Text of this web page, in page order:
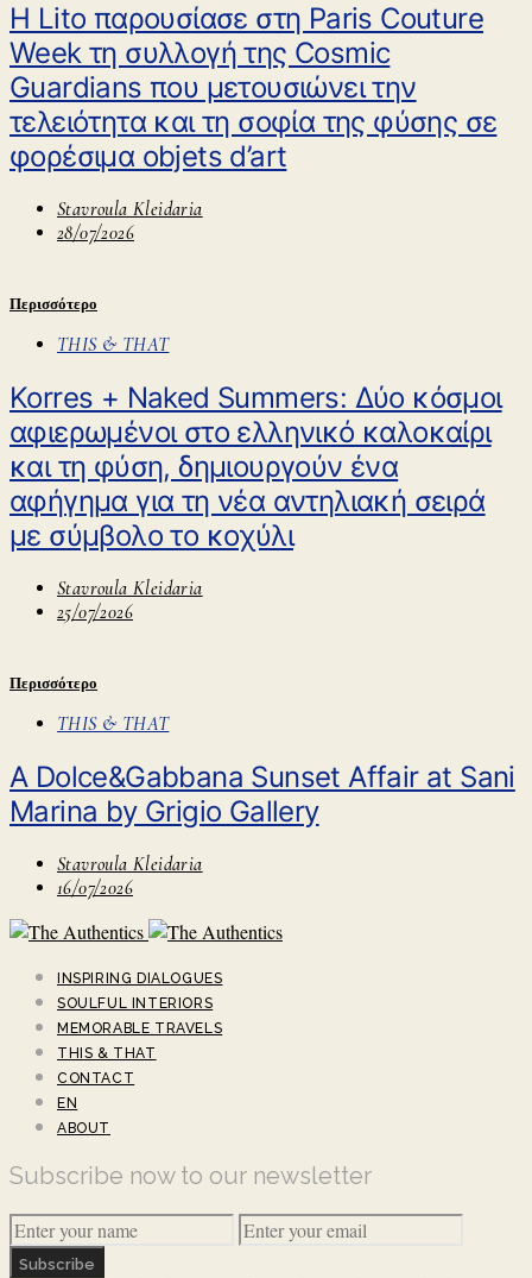
Η Lito παρουσίασε στη Paris Couture
Week τη συλλογή της Cosmic
Guardians που μετουσιώνει την
τελειότητα και τη σοφία της φύσης σε
φορέσιμα objets d’art
Stavroula Kleidaria
28/07/2026
Περισσότερο
THIS & THAT
Korres + Naked Summers: Δύο κόσμοι
αφιερωμένοι στο ελληνικό καλοκαίρι
και τη φύση, δημιουργούν ένα
αφήγημα για τη νέα αντηλιακή σειρά
με σύμβολο τo κοχύλι
Stavroula Kleidaria
25/07/2026
Περισσότερο
THIS & THAT
A Dolce&Gabbana Sunset Affair at Sani
Marina by Grigio Gallery
Stavroula Kleidaria
16/07/2026
INSPIRING DIALOGUES
SOULFUL INTERIORS
MEMORABLE TRAVELS
THIS & THAT
CONTACT
EN
ABOUT
Subscribe now to our newsletter
Subscribe